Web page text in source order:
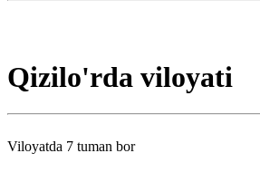
Qizilo'rda viloyati
Viloyatda 7 tuman bor